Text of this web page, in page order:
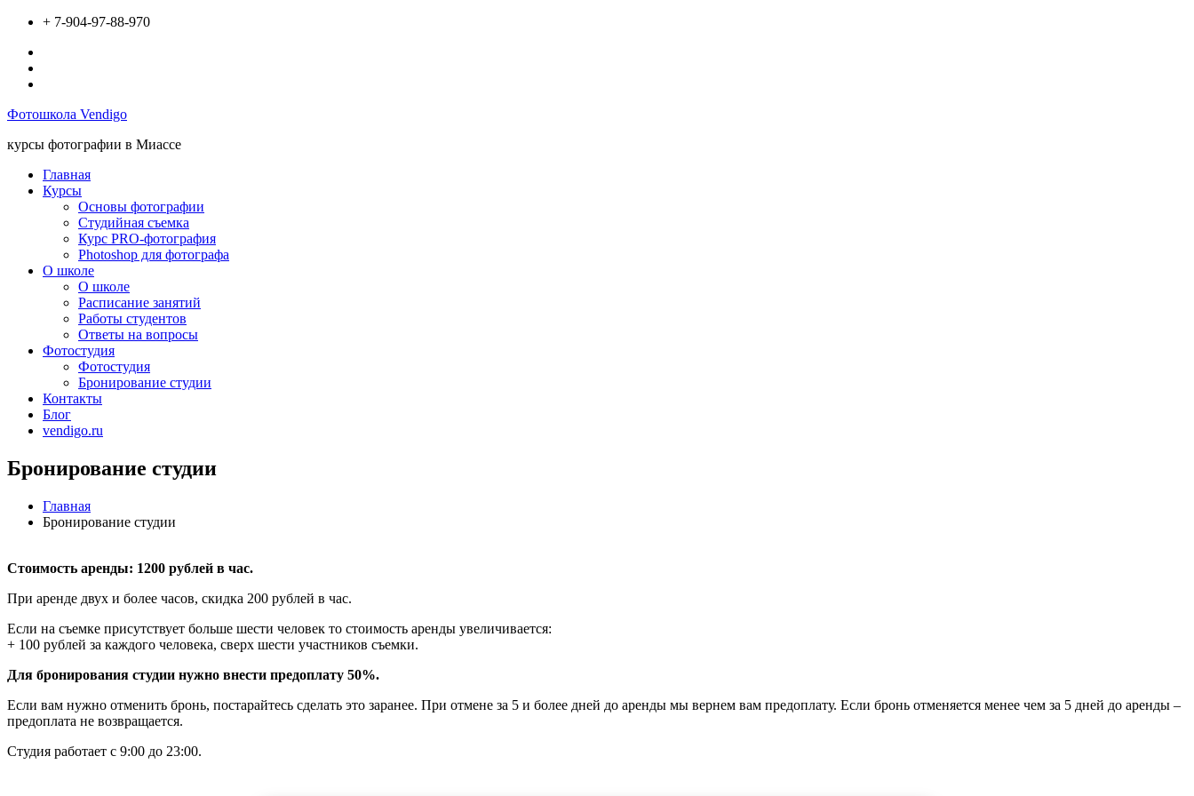
Перейти
содержимому
+ 7-904-97-88-970
Фотошкола Vendigo
курсы фотографии в Миассе
Главная
Курсы
Основы фотографии
Студийная съемка
Курс PRO-фотография
Photoshop для фотографа
О школе
О школе
Расписание занятий
Работы студентов
Ответы на вопросы
Фотостудия
Фотостудия
Бронирование студии
Контакты
Блог
vendigo.ru
Бронирование студии
Главная
Бронирование студии
Стоимость аренды: 1200 рублей в час.
При аренде двух и более часов, скидка 200 рублей в час.
Если на съемке присутствует больше шести человек то стоимость аренды увеличивается:
+ 100 рублей за каждого человека, сверх шести участников съемки.
Для бронирования студии нужно внести предоплату 50%.
Если вам нужно отменить бронь, постарайтесь сделать это заранее. При отмене за 5 и более дней до аренды мы вернем вам предоплату. Если бронь отменяется менее чем за 5 дней до аренды –
предоплата не возвращается.
Студия работает с 9:00 до 23:00.